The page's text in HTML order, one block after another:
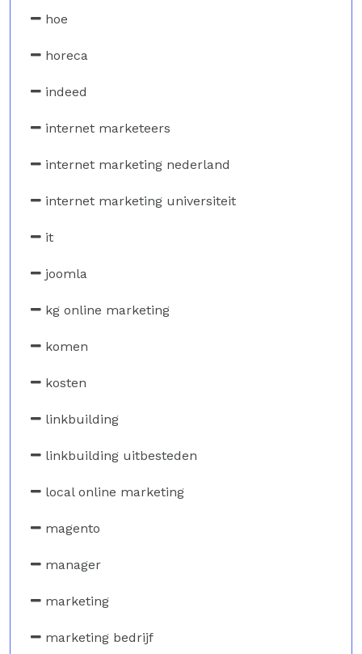
hoe
horeca
indeed
internet marketeers
internet marketing nederland
internet marketing universiteit
it
joomla
kg online marketing
komen
kosten
linkbuilding
linkbuilding uitbesteden
local online marketing
magento
manager
marketing
marketing bedrijf